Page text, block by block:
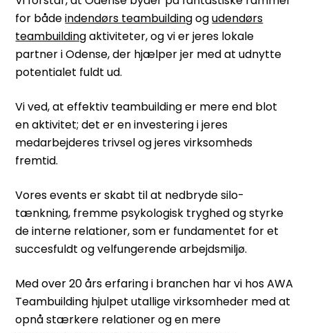
for bådeindendørs teambuilding ogudendørs
teambuildingaktiviteter, og vi er jeres lokale
partner i Odense, der hjælper jer med at udnytte
potentialet fuldt ud.
Vi ved, at effektiv teambuilding er mere end blot
en aktivitet; det er en investering i jeres
medarbejderes trivsel og jeres virksomheds
fremtid.
Vores events er skabt til at nedbryde silo-
tænkning, fremme psykologisk tryghed og styrke
de interne relationer, som er fundamentet for et
succesfuldt og velfungerende arbejdsmiljø.
Med over 20 års erfaring i branchen har vi hos AWA
Teambuilding hjulpet utallige virksomheder med at
opnå stærkere relationer og en mere